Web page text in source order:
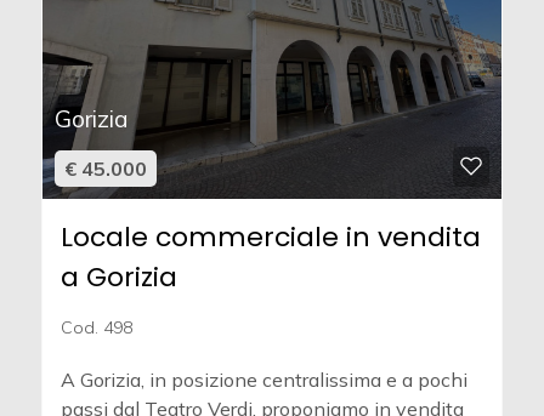
Gorizia
€ 45.000
Locale commerciale in vendita
a Gorizia
Cod. 498
A Gorizia, in posizione centralissima e a pochi
passi dal Teatro Verdi, proponiamo in vendita